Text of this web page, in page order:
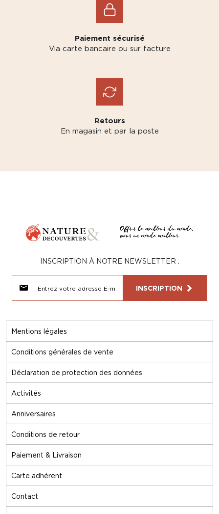
Paiement sécurisé
Via carte bancaire ou sur facture
Retours
En magasin et par la poste
Mentions légales
Conditions générales de vente
Déclaration de protection des données
Activités
Anniversaires
Conditions de retour
Paiement & Livraison
Carte adhérent
Contact
INSCRIPTION À NOTRE NEWSLETTER :
INSCRIPTION